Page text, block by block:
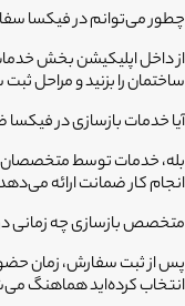
چطور می‌توانم در فیکسا
از داخل اپلیکیشن بخش
ساختمان را بزنید و مراحل
آیا خدمات بازسازی در فیکسا
بله، خدمات توسط متخصصان
انجام کار ضمانت ارائه
متخصص بازسازی چه زمانی
پس از ثبت سفارش، زمان
انتخاب کرده‌اید هماهنگ